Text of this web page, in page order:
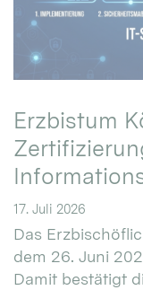
Erzbistum
17. Juli 2026
Das
dem 26. Juni
Damit bestätigt